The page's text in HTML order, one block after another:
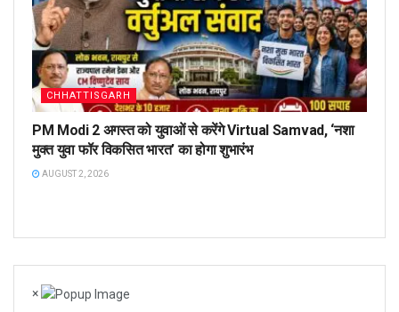
CHHATTISGARH
PM Modi 2 अगस्त को युवाओं से करेंगे Virtual Samvad, ‘नशा
मुक्त युवा फॉर विकसित भारत’ का होगा शुभारंभ
AUGUST 2, 2026
×